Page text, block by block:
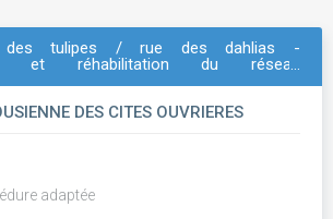
tulipes / rue des dahlias -
et réhabilitation du réseau
DES CITES OUVRIERES
adaptée